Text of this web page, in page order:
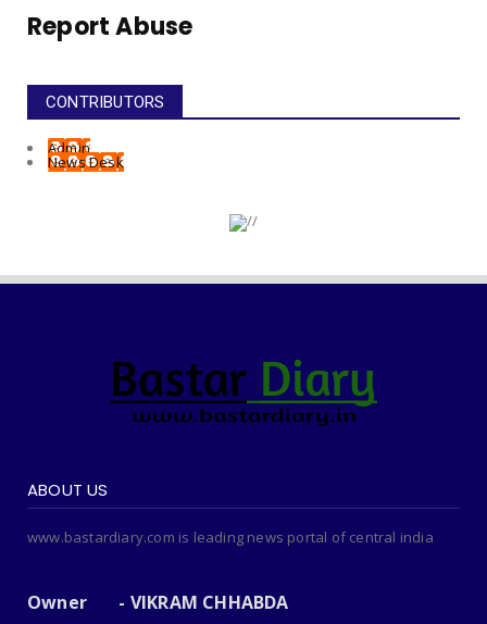
Report Abuse
CONTRIBUTORS
Admin
News Desk
ABOUT US
www.bastardiary.com is leading news portal of central india
Owner - VIKRAM CHHABDA